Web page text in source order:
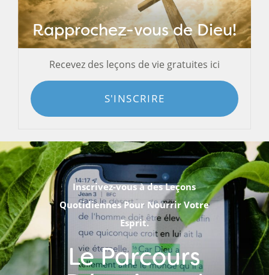
Rapprochez-vous de Dieu!
Recevez des leçons de vie gratuites ici
S'INSCRIRE
Inscrivez-vous à des Leçons
Quotidiennes Pour Nourrir Votre
Esprit.
Le Parcours